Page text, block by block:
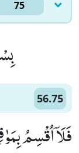
75
56.75
فَلَاۤ اُقْسِمُ